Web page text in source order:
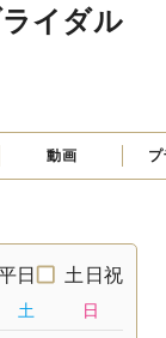
イダル
動画
日 土日祝
土 日